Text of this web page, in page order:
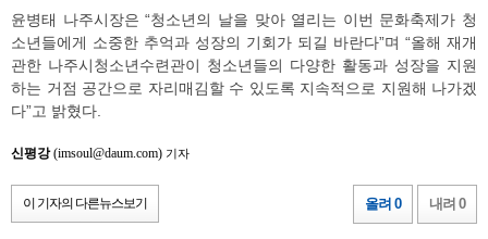
윤병태 나주시장은 “청소년의 날을 맞아 열리는 이번 문화축제가 청
소년들에게 소중한 추억과 성장의 기회가 되길 바란다”며 “올해 재개
관한 나주시청소년수련관이 청소년들의 다양한 활동과 성장을 지원
하는 거점 공간으로 자리매김할 수 있도록 지속적으로 지원해 나가겠
다”고 밝혔다.
신평강(imsoul@daum.com) 기자
이 기자의 다른뉴스보기 올려 0 내려 0